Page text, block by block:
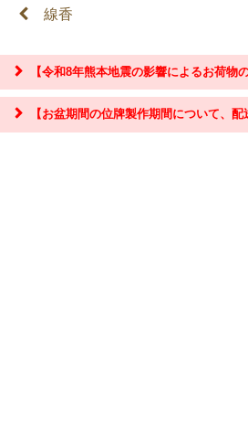
線香
【令和8年熊本地震の影響によるお荷物
【お盆期間の位牌製作期間について、配